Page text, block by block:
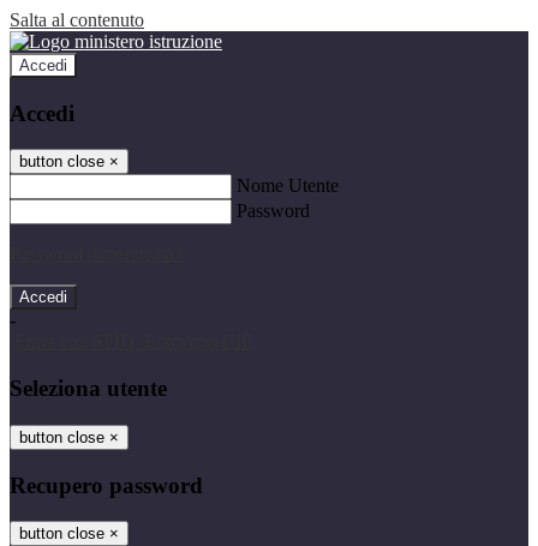
Salta al contenuto
Accedi
Accedi
button close ×
Nome Utente
Password
-
Seleziona utente
button close ×
Recupero password
button close ×